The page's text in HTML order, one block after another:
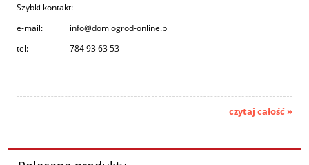
Szybki kontakt:
e-mail: info@domiogrod-online.pl
tel: 784 93 63 53
czytaj całość »